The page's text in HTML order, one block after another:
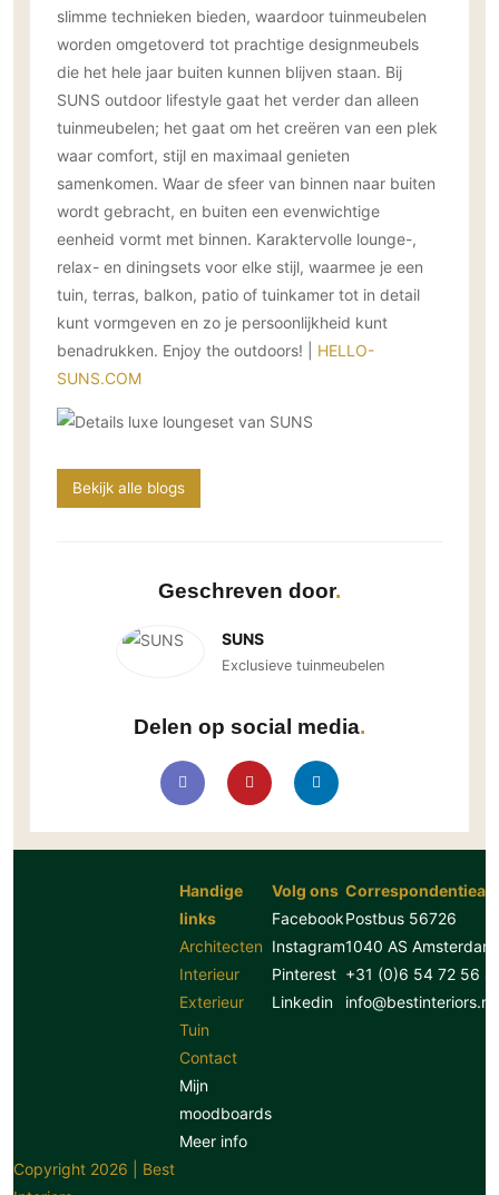
slimme technieken bieden, waardoor tuinmeubelen
worden omgetoverd tot prachtige designmeubels
die het hele jaar buiten kunnen blijven staan. Bij
SUNS outdoor lifestyle gaat het verder dan alleen
tuinmeubelen; het gaat om het creëren van een plek
waar comfort, stijl en maximaal genieten
samenkomen. Waar de sfeer van binnen naar buiten
wordt gebracht, en buiten een evenwichtige
eenheid vormt met binnen. Karaktervolle lounge-,
relax- en diningsets voor elke stijl, waarmee je een
tuin, terras, balkon, patio of tuinkamer tot in detail
kunt vormgeven en zo je persoonlijkheid kunt
benadrukken. Enjoy the outdoors! | HELLO-
SUNS.COM
Bekijk alle blogs
Geschreven door
SUNS
Exclusieve tuinmeubelen
Delen op social media
Handige
links
Architecten
Interieur
Exterieur
Tuin
Contact
Mijn
moodboards
Meer info
Volg ons
Facebook
Instagram
Pinterest
Linkedin
Postbus 56726
1040 AS Amsterdam
+31 (0)6 54 72 56
info@bestinteriors.nl
Copyright 2026 | Best